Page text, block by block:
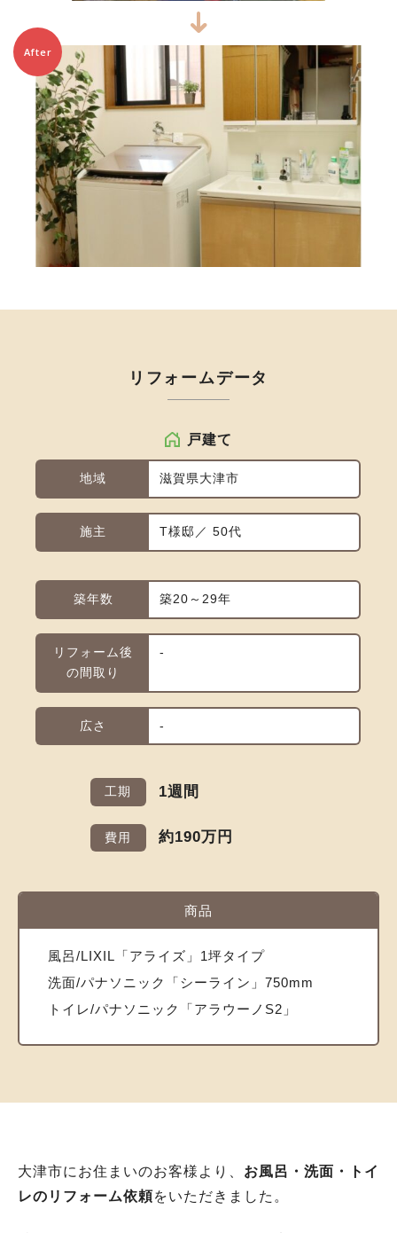
After
リフォームデータ
戸建て
地域 滋賀県大津市
施主 T様邸／ 50代
築年数 築20～29年
リフォーム後
の間取り
-
広さ -
工期 1週間
費用 約190万円
商品
風呂/LIXIL「アライズ」1坪タイプ
洗面/パナソニック「シーライン」750mm
トイレ/パナソニック「アラウーノS2」
大津市にお住まいのお客様より、 お風呂・洗面・トイ
レのリフォーム依頼をいただきました。